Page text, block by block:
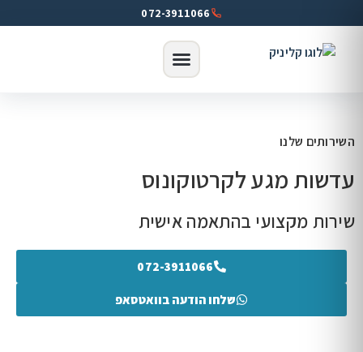
072-3911066
השירותים שלנו
עדשות מגע לקרטוקונוס
שירות מקצועי בהתאמה אישית
072-3911066
שלחו הודעה בוואטסאפ